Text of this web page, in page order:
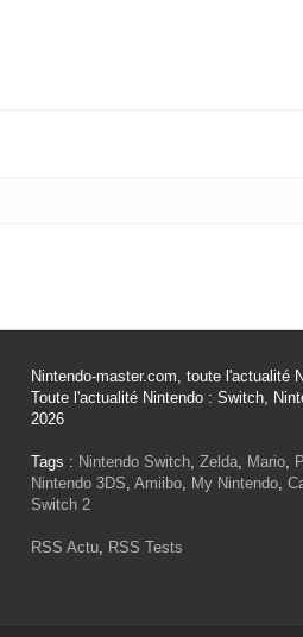
Nintendo-master.com, toute l'actualité
Toute l'actualité Nintendo : Switch,
2026
Tags : Nintendo Switch, Zelda, Mario,
Nintendo 3DS Amiibo, My Nintendo,
Switch 2
RSS Actu, RSS Tests